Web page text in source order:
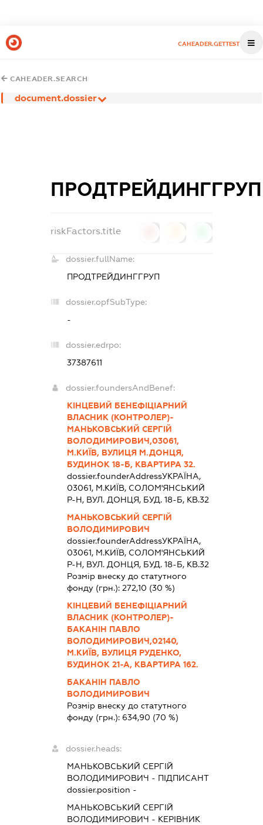
CAHEADER.GETTEST
CAHEADER.SEARCH
document.dossier
ПРОДТРЕЙДИНГГРУП
riskFactors.title
dossier.fullName:
ПРОДТРЕЙДИНГГРУП
dossier.opfSubType:
-
dossier.edrpo:
37387611
dossier.foundersAndBenef:
КІНЦЕВИЙ БЕНЕФІЦІАРНИЙ
ВЛАСНИК (КОНТРОЛЕР)-
МАНЬКОВСЬКИЙ СЕРГІЙ
ВОЛОДИМИРОВИЧ,03061,
М.КИЇВ, ВУЛИЦЯ М.ДОНЦЯ,
БУДИНОК 18-Б, КВАРТИРА 32.
dossier.founderAddressУКРАЇНА,
03061, М.КИЇВ, СОЛОМ'ЯНСЬКИЙ
Р-Н, ВУЛ. ДОНЦЯ, БУД. 18-Б, КВ.32
МАНЬКОВСЬКИЙ СЕРГІЙ
ВОЛОДИМИРОВИЧ
dossier.founderAddressУКРАЇНА,
03061, М.КИЇВ, СОЛОМ'ЯНСЬКИЙ
Р-Н, ВУЛ. ДОНЦЯ, БУД. 18-Б, КВ.32
Розмір внеску до статутного
фонду (грн.):272,10 (30 %)
КІНЦЕВИЙ БЕНЕФІЦІАРНИЙ
ВЛАСНИК (КОНТРОЛЕР)-
БАКАНІН ПАВЛО
ВОЛОДИМИРОВИЧ,02140,
М.КИЇВ, ВУЛИЦЯ РУДЕНКО,
БУДИНОК 21-А, КВАРТИРА 162.
БАКАНІН ПАВЛО
ВОЛОДИМИРОВИЧ
Розмір внеску до статутного
фонду (грн.): 634,90 (70 %)
dossier.heads:
МАНЬКОВСЬКИЙ СЕРГІЙ
ВОЛОДИМИРОВИЧ - ПІДПИСАНТ
dossier.position -
МАНЬКОВСЬКИЙ СЕРГІЙ
ВОЛОДИМИРОВИЧ - КЕРІВНИК